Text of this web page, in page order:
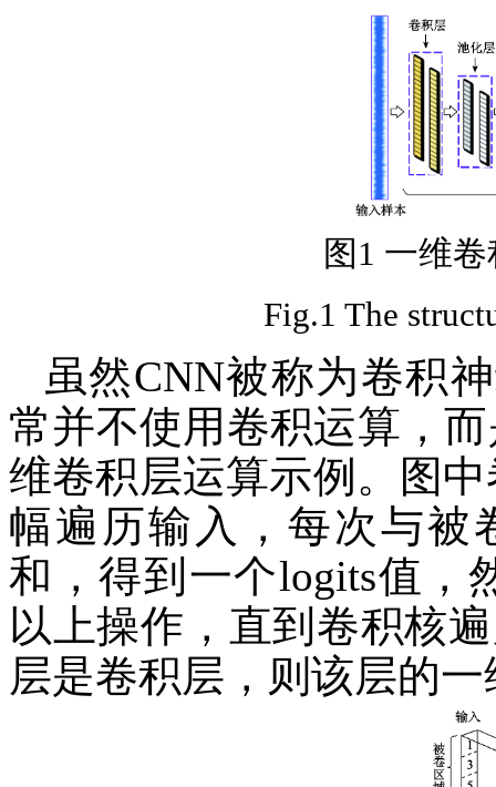
图1 一维
Fig.1 The
虽然CNN被称为卷积
常并不使用卷积运算，
维卷积层运算示例。图
幅遍历输入，每次与被
和，得到一个logits值，
以上操作，直到卷积核
层是卷积层，则该层的